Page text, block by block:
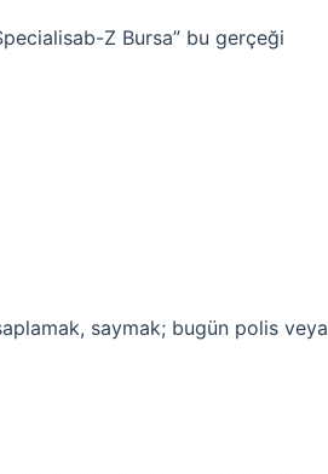
Z Bursa” bu gerçeği
saymak; bugün polis veya